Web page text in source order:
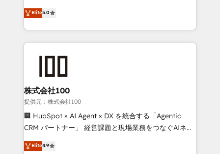
Certified Experts & Trainers across the team ★
1,500+ implementations across five continents ★ AI-
First, RevOps-led, Onboarding obsessed ★
Company of the Year 2024/25 INSIDEA helps
and build AI-powered workflows that drive adoption
from week one, in your time zone. What we do ➤
Onboarding: Live in weeks, with workflows built
around your business, not a template. ➤ Migration:
Move from any legacy CRM. Zero downtime, full data
run your revenue process. Sales, marketing, and
Elite5.0
株式会社100
提供元：株式会社100
🏢 HubSpot × AI Agent × DX を統合する「Agentic
CRM パートナー」 経営課題と現場業務をつなぐAIネイ
ティブ・エージェンシーとして、HubSpot Eliteの実装
力で顧客フロント業務を再設計します。 💡 100inc は何
Elite4.9